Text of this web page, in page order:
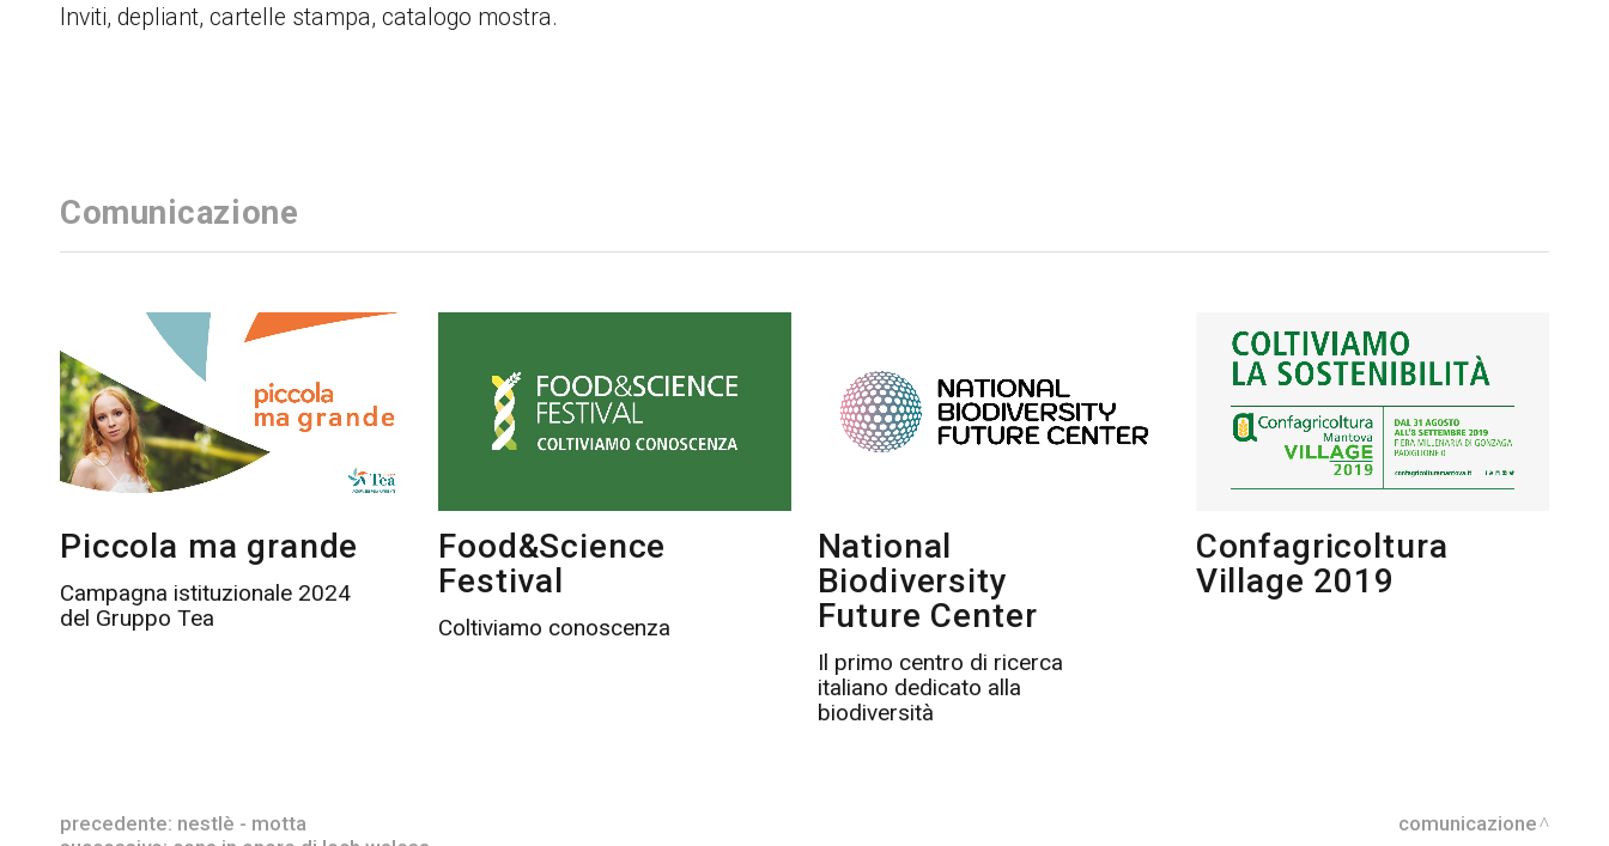
Inviti, depliant, cartelle stampa, catalogo mostra.
Comunicazione
Piccola ma grande
Campagna istituzionale 2024
del Gruppo Tea
Food&Science
Festival
Coltiviamo conoscenza
National
Biodiversity
Future Center
Il primo centro di ricerca
italiano dedicato alla
biodiversità
Confagricoltura
Village 2019
precedente: nestlè - motta
comunicazione